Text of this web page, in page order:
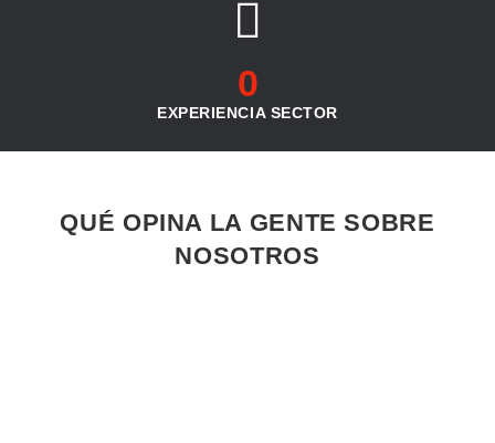
0
EXPERIENCIA SECTOR
QUÉ OPINA LA GENTE SOBRE
NOSOTROS